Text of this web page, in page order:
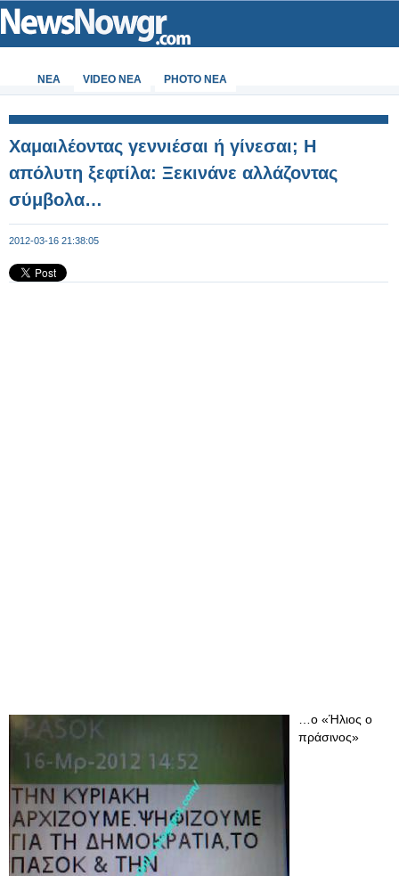
ΝΕΑ VIDEO NEA PHOTO NEA
Χαμαιλέοντας γεννιέσαι ή γίνεσαι; Η
απόλυτη ξεφτίλα: Ξεκινάνε αλλάζοντας
σύμβολα…
2012-03-16 21:38:05
…ο «Ήλιος ο
πράσινος»